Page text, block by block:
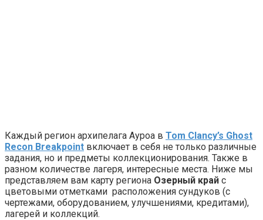
Каждый регион архипелага Ауроа в Tom Clancy’s Ghost
Recon Breakpoint включает в себя не только различные
задания, но и предметы коллекционирования. Также в
разном количестве лагеря, интересные места. Ниже мы
представляем вам карту региона Озерный край с
цветовыми отметками расположения сундуков (с
чертежами, оборудованием, улучшениями, кредитами),
лагерей и коллекций.